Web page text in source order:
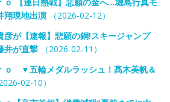
翔現地出演（2026-02-12）
が【速報】悲願の銅!スキージャンプ
井が直撃（2026-02-11）
ｏ ▼五輪メダルラッシュ！髙木美帆＆
02-10）